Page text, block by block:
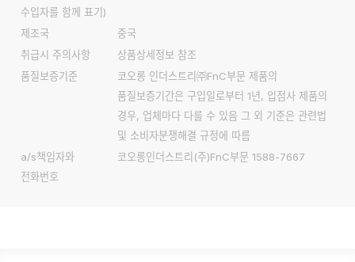
수입자를 함께 표기)
제조국
중국
취급시 주의사항
상품상세정보 참조
품질보증기준
코오롱 인더스트리㈜FnC부문 제품의
품질보증기간은 구입일로부터 1년, 입점사 제품의
경우, 업체마다 다를 수 있음 그 외 기준은 관련법
및 소비자분쟁해결 규정에 따름
a/s책임자와
전화번호
코오롱인더스트리(주)FnC부문 1588-7667